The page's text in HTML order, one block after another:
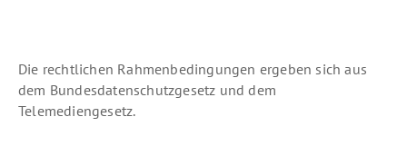
Qualität
Schulungszentrum
Die rechtlichen Rahmenbedingungen ergeben sich aus
dem Bundesdatenschutzgesetz und dem
Telemediengesetz.